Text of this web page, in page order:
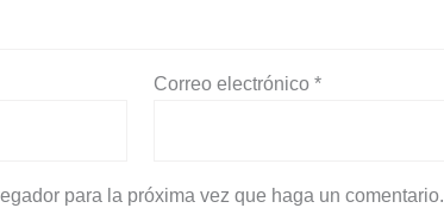
Correo electrónico*
para la próxima vez que haga un comentario.